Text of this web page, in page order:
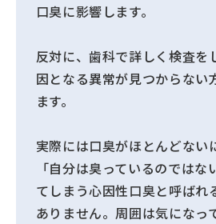
口臭に影響します。
反対に、歯科で詳しく検査を
因となる異常が見つからない
ます。
実際には口臭がほとんどない
「自分は臭っているのではな
てしまう心因性口臭と呼ばれ
ありません。周囲は気になっ